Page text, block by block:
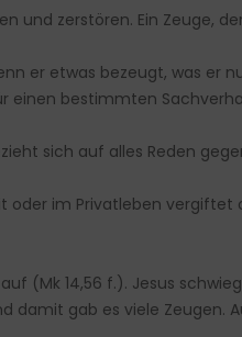
und zerstören. Ein Zeuge,
er etwas bezeugt, was er
einen bestimmten
sich auf alles Reden
im Privatleben vergiftet
(Mk 14,56 f.). Jesus
damit gab es viele Zeugen.